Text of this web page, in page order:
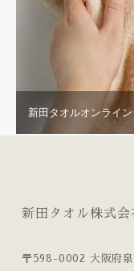
新田タオルオンライ
新田タオル株式会
〒598-0002 大阪府泉